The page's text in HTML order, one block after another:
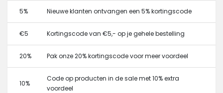
5% Nieuwe klanten ontvangen een 5% kortingscode
€5 Kortingscode van €5,- op je gehele bestelling
20% Pak onze 20% kortingscode voor meer voordeel
10%
Code op producten in de sale met 10% extra
voordeel